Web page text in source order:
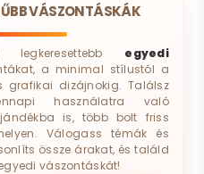
VÁSZONTÁSKÁK
egyedi
a minimal stílustól a
grafikai dizájnokig. Találsz
használatra való
is, több bolt friss
Válogass témák és
össze árakat, és találd
vászontáskát!